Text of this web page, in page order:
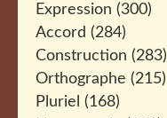
Expression (300)
Accord (284)
Construction (283)
Orthographe (215)
Pluriel (168)